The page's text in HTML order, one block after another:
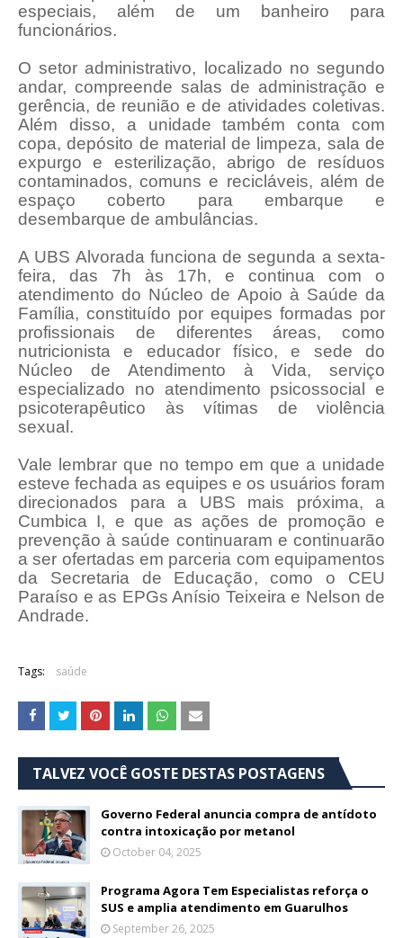
especiais, além de um banheiro para
funcionários.
O setor administrativo, localizado no segundo
andar, compreende salas de administração e
gerência, de reunião e de atividades coletivas.
Além disso, a unidade também conta com
copa, depósito de material de limpeza, sala de
expurgo e esterilização, abrigo de resíduos
contaminados, comuns e recicláveis, além de
espaço coberto para embarque e
desembarque de ambulâncias.
A UBS Alvorada funciona de segunda a sexta-
feira, das 7h às 17h, e continua com o
atendimento do Núcleo de Apoio à Saúde da
Família, constituído por equipes formadas por
profissionais de diferentes áreas, como
nutricionista e educador físico, e sede do
Núcleo de Atendimento à Vida, serviço
especializado no atendimento psicossocial e
psicoterapêutico às vítimas de violência
sexual.
Vale lembrar que no tempo em que a unidade
esteve fechada as equipes e os usuários foram
direcionados para a UBS mais próxima, a
Cumbica I, e que as ações de promoção e
prevenção à saúde continuaram e continuarão
a ser ofertadas em parceria com equipamentos
da Secretaria de Educação, como o CEU
Paraíso e as EPGs Anísio Teixeira e Nelson de
Andrade.
Tags: saúde
TALVEZ VOCÊ GOSTE DESTAS POSTAGENS
Governo Federal anuncia compra de antídoto
contra intoxicação por metanol
October 04, 2025
Programa Agora Tem Especialistas reforça o
SUS e amplia atendimento em Guarulhos
September 26, 2025